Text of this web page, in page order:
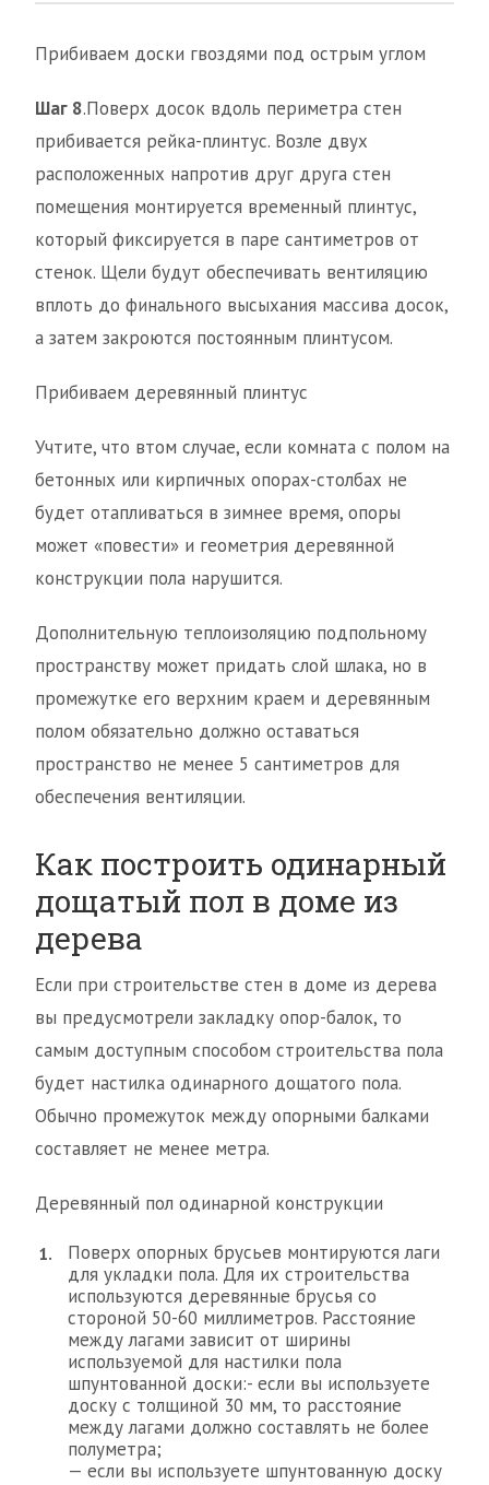
Прибиваем доски гвоздями под острым углом
Шаг 8.Поверх досок вдоль периметра стен
прибивается рейка-плинтус. Возле двух
расположенных напротив друг друга стен
помещения монтируется временный плинтус,
который фиксируется в паре сантиметров от
стенок. Щели будут обеспечивать вентиляцию
вплоть до финального высыхания массива досок,
а затем закроются постоянным плинтусом.
Прибиваем деревянный плинтус
Учтите, что втом случае, если комната с полом на
бетонных или кирпичных опорах-столбах не
будет отапливаться в зимнее время, опоры
может «повести» и геометрия деревянной
конструкции пола нарушится.
Дополнительную теплоизоляцию подпольному
пространству может придать слой шлака, но в
промежутке его верхним краем и деревянным
полом обязательно должно оставаться
пространство не менее 5 сантиметров для
обеспечения вентиляции.
Как построить одинарный
дощатый пол в доме из
дерева
Если при строительстве стен в доме из дерева
вы предусмотрели закладку опор-балок, то
самым доступным способом строительства пола
будет настилка одинарного дощатого пола.
Обычно промежуток между опорными балками
составляет не менее метра.
Деревянный пол одинарной конструкции
Поверх опорных брусьев монтируются лаги
для укладки пола. Для их строительства
используются деревянные брусья со
стороной 50-60 миллиметров. Расстояние
между лагами зависит от ширины
используемой для настилки пола
шпунтованной доски:- если вы используете
доску с толщиной 30 мм, то расстояние
между лагами должно составлять не более
полуметра;
— если вы используете шпунтованную доску